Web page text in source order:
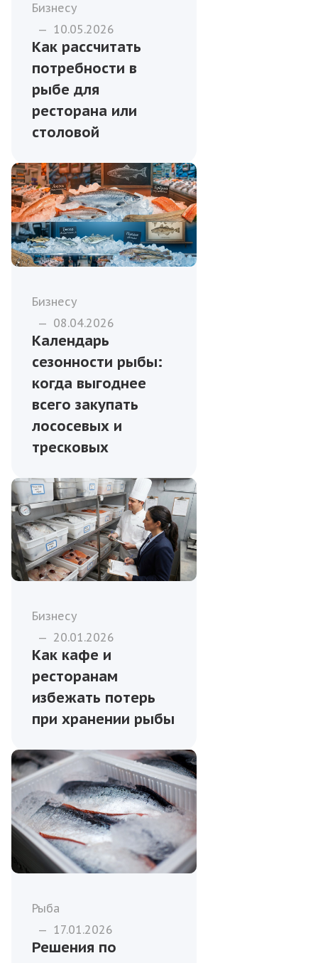
Бизнесу
— 10.05.2026
Как рассчитать
потребности в
рыбе для
ресторана или
столовой
Бизнесу
— 08.04.2026
Календарь
сезонности рыбы:
когда выгоднее
всего закупать
лососевых и
тресковых
Бизнесу
— 20.01.2026
Как кафе и
ресторанам
избежать потерь
при хранении рыбы
Рыба
— 17.01.2026
Решения по